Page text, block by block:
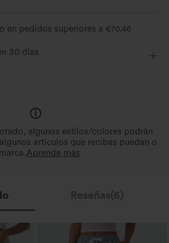
leggings
en pedidos superiores a €70,46
30 días
algunos estilos/colores podrán
artículos que recibas puedan o
Aprende más
Reseñas(6)